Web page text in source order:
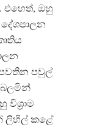
එහෙත්, ඔහු
පවතින පවුල්
බලමින්
ලිහිල් කළේ